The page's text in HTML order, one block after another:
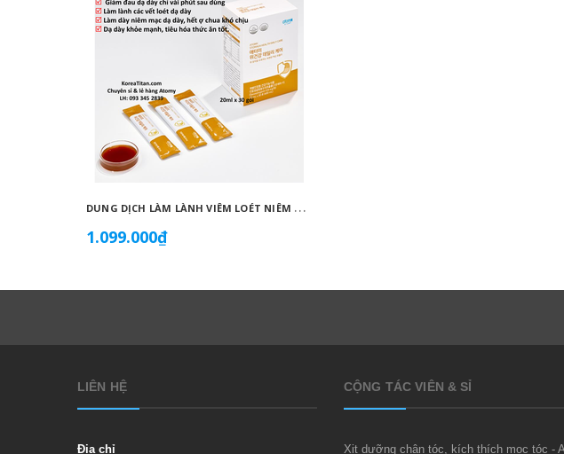
D
UNG DỊCH LÀM LÀNH VIÊM LOÉT NIÊM MẠC DẠ DÀY, GIẢM ĐAU DẠ DÀY, DỨT ĐIỂM Ợ CHUA CHIẾT XUẤT NỤ HOA KIM NGÂN VỚI MẬT ONG (20ML X 30 GÓI) - ATOMY STOMACH HEALTH DAILY CARE - 애터미 위건강 데일리 케어 - ЕЖЕДНЕВНЫЙ УХОД ЗА ЗДОРОВЬЕМ ЖЕЛУДКА ATOMY
1.099.000₫
LIÊN HỆ
Địa chỉ
CỘNG TÁC VIÊN & SỈ